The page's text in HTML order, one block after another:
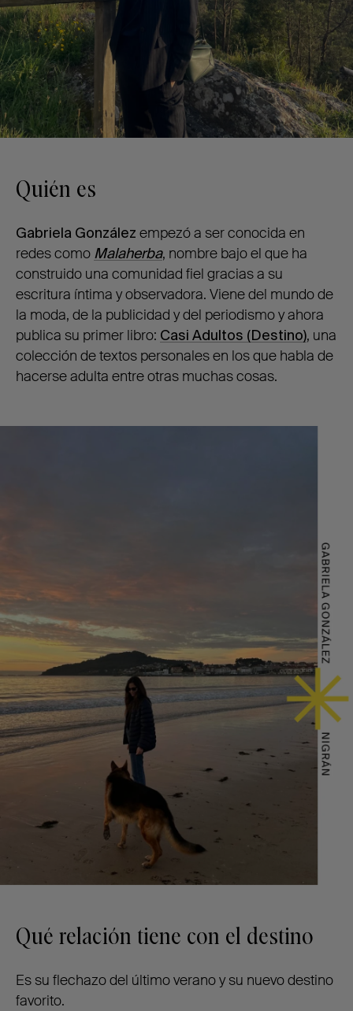
Quién es
Gabriela González empezó a ser conocida en
redes como Malaherba, nombre bajo el que ha
construido una comunidad fiel gracias a su
escritura íntima y observadora. Viene del mundo de
la moda, de la publicidad y del periodismo y ahora
publica su primer libro: Casi Adultos (Destino), una
colección de textos personales en los que habla de
hacerse adulta entre otras muchas cosas.
Qué relación tiene con el destino
Es su flechazo del último verano y su nuevo destino
favorito.